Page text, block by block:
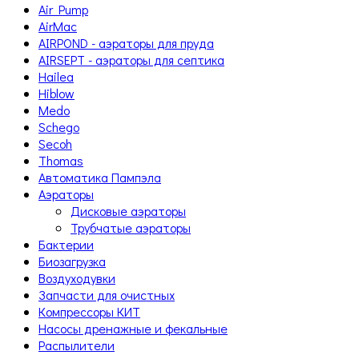
Air Pump
AirMac
AIRPOND - аэраторы для пруда
AIRSEPT - аэраторы для септика
Hailea
Hiblow
Medo
Schego
Secoh
Thomas
Автоматика Пампэла
Аэраторы
Дисковые аэраторы
Трубчатые аэраторы
Бактерии
Биозагрузка
Воздуходувки
Запчасти для очистных
Компрессоры КИТ
Насосы дренажные и фекальные
Распылители